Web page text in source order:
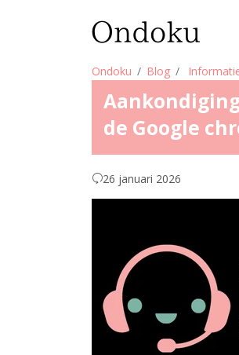
Ondoku Blog
de Google
26 januari 2026